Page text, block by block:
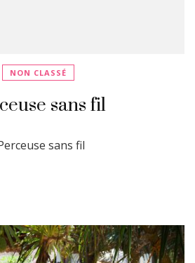
NON CLASSÉ
sans fil
sans fil